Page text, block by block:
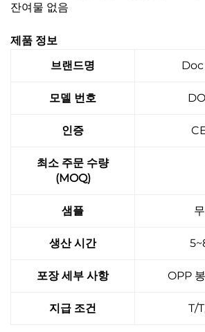
잔여물 없음
제품 정보
브랜드명
모델 번호
인증
최소 주문 수량
(MOQ)
샘플
생산 시간
포장 세부 사항 OPP
지급 조건 T/